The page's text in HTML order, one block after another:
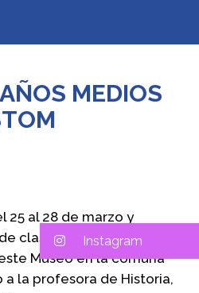
MEDIOS
25 al 28 de marzo y
clases, los alumnos de 2°
Museo en la comuna
a la profesora de Historia,
Instagram